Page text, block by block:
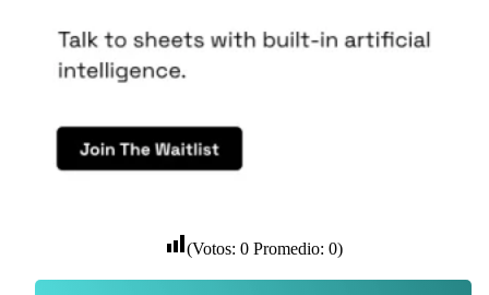
(Votos: 0Promedio: 0)